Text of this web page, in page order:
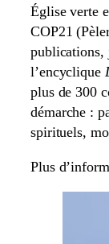
Église verte
COP21
publications,
l’encyclique
plus de 300
démarche :
spirituels,
Plus